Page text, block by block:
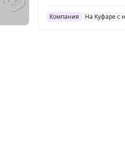
Компания На Куфаре с